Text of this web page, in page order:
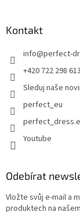
Kontakt
info@perfect-
+420 722 298 613
Sleduj naše
perfect_eu
Youtube
Odebírat
Vložte svůj e-mail a
produktech na